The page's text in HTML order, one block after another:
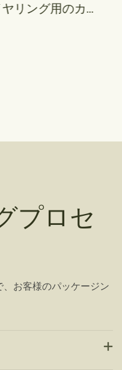
き出し式ジュエ
プロセ
お客様のパッケージン